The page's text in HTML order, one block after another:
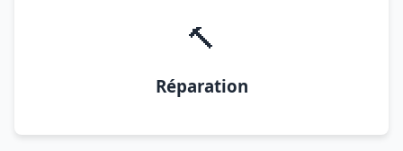
🔨
Réparation